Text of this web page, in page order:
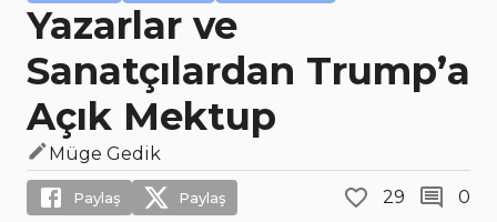
Yazarlar ve
Sanatçılardan Trump’a
Açık Mektup
Müge Gedik
Paylaş Paylaş 29 0